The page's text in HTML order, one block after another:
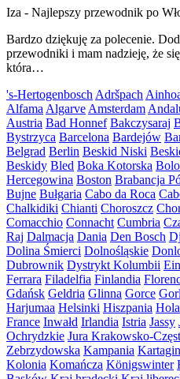
Iza - Najlepszy przewodnik po
Bardzo dziękuję za polecenie.
przewodniki i mam nadzieję, że
która…
's-Hertogenbosch Adršpach
Alfama Algarve Amsterdam
Austria Bad Honnef Bakczysaraj
Bystrzyca Barcelona Bardejów
Belgrad Berlin Beskid Niski
Beskidy Bled Boka Kotorska
Hercegowina Boston Brabancja
Bujne Bułgaria Cabo da Roca
Chalkidiki Chianti Choroszcz
Comacchio Connacht Cumbria
Raj Dalmacja Dania Den Bosch
Dolina Śmierci Dolnośląskie
Dubrownik Dystrykt Kolumbii
Ferrara Filadelfia Finlandia
Gdańsk Geldria Glinna Gorce
Harjumaa Helsinki Hiszpania
France Inwałd Irlandia Istria Jassy
Ochrydzkie Jura Krakowsko-
Zebrzydowska Kampania
Kolonia Komańcza Königswinter